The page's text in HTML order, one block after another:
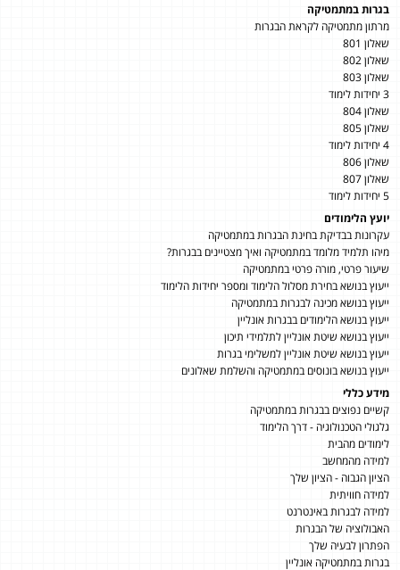
בגרות במתמטיקה
מרתון מתמטיקה לקראת הבגרות
שאלון 801
שאלון 802
שאלון 803
3 יחידות לימוד
שאלון 804
שאלון 805
4 יחידות לימוד
שאלון 806
שאלון 807
5 יחידות לימוד
יועץ הלימודים
עקרונות בבדיקת בחינת הבגרות במתמטיקה
מיהו תלמיד מלומד במתמטיקה ואיך מצטיינים בבגרות?
שיעור פרטי, מורה פרטי במתמטיקה
ייעוץ בנושא בחירת מסלול הלימוד ומספר יחידות הלימוד
ייעוץ בנושא מכינה לבגרות במתמטיקה
ייעוץ בנושא הלימודים בבגרות אונליין
ייעוץ בנושא שיטת אונליין לתלמידי תיכון
ייעוץ בנושא שיטת אונליין למשלימי בגרות
ייעוץ בנושא בונוסים במתמטיקה והשלמת שאלונים
מידע כללי
קשיים נפוצים בבגרות במתמטיקה
גלגולי הטכנולוגיה - דרך הלימוד
לימודים מהבית
למידה מהמחשב
הציון הגבוה - הציון שלך
למידה חוויתית
למידה לבגרות באינטרנט
האבולוציה של הבגרות
הפתרון לבעיה שלך
בגרות במתמטיקה אונליין